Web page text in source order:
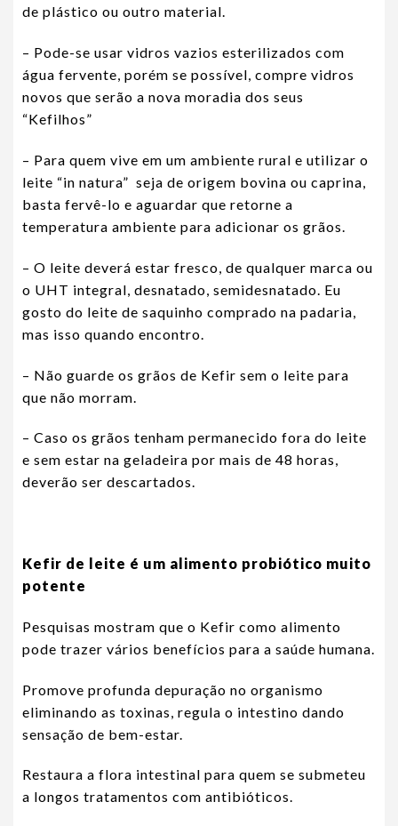
de plástico ou outro material.
– Pode-se usar vidros vazios esterilizados com
água fervente, porém se possível, compre vidros
novos que serão a nova moradia dos seus
“Kefilhos”
– Para quem vive em um ambiente rural e utilizar o
leite “in natura” seja de origem bovina ou caprina,
basta fervê-lo e aguardar que retorne a
temperatura ambiente para adicionar os grãos.
– O leite deverá estar fresco, de qualquer marca ou
o UHT integral, desnatado, semidesnatado. Eu
gosto do leite de saquinho comprado na padaria,
mas isso quando encontro.
– Não guarde os grãos de Kefir sem o leite para
que não morram.
– Caso os grãos tenham permanecido fora do leite
e sem estar na geladeira por mais de 48 horas,
deverão ser descartados.
Kefir de leite é um alimento probiótico muito
potente
Pesquisas mostram que o Kefir como alimento
pode trazer vários benefícios para a saúde humana.
Promove profunda depuração no organismo
eliminando as toxinas, regula o intestino dando
sensação de bem-estar.
Restaura a flora intestinal para quem se submeteu
a longos tratamentos com antibióticos.